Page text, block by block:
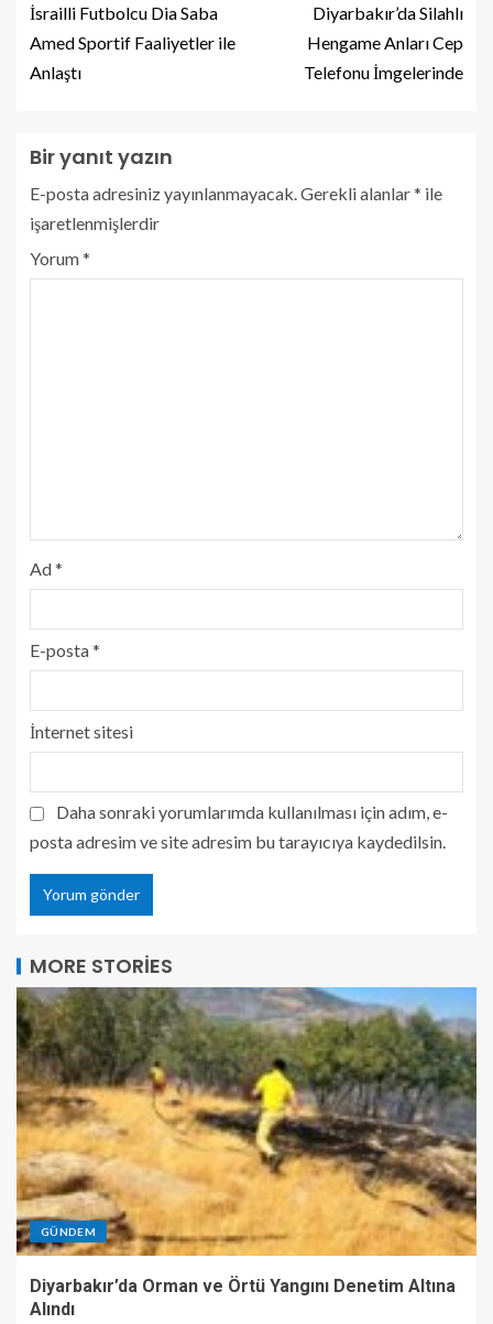
İsrailli Futbolcu Dia Saba
Amed Sportif Faaliyetler ile
Anlaştı
Diyarbakır’da Silahlı
Hengame Anları Cep
Telefonu İmgelerinde
Bir yanıt yazın
E-posta adresiniz yayınlanmayacak. Gerekli alanlar* ile
işaretlenmişlerdir
Yorum*
Ad*
E-posta*
İnternet sitesi
Daha sonraki yorumlarımda kullanılması için adım, e-
posta adresim ve site adresim bu tarayıcıya kaydedilsin.
MORE STORIES
GÜNDEM
Diyarbakır’da Orman ve Örtü Yangını Denetim Altına
Alındı